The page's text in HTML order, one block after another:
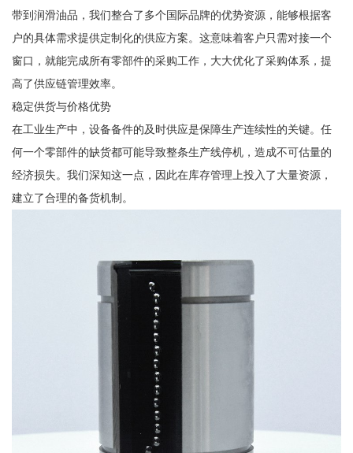
带到润滑油品，我们整合了多个国际品牌的优势资源，能够根据客
户的具体需求提供定制化的供应方案。这意味着客户只需对接一个
窗口，就能完成所有零部件的采购工作，大大优化了采购体系，提
高了供应链管理效率。
稳定供货与价格优势
在工业生产中，设备备件的及时供应是保障生产连续性的关键。任
何一个零部件的缺货都可能导致整条生产线停机，造成不可估量的
经济损失。我们深知这一点，因此在库存管理上投入了大量资源，
建立了合理的备货机制。